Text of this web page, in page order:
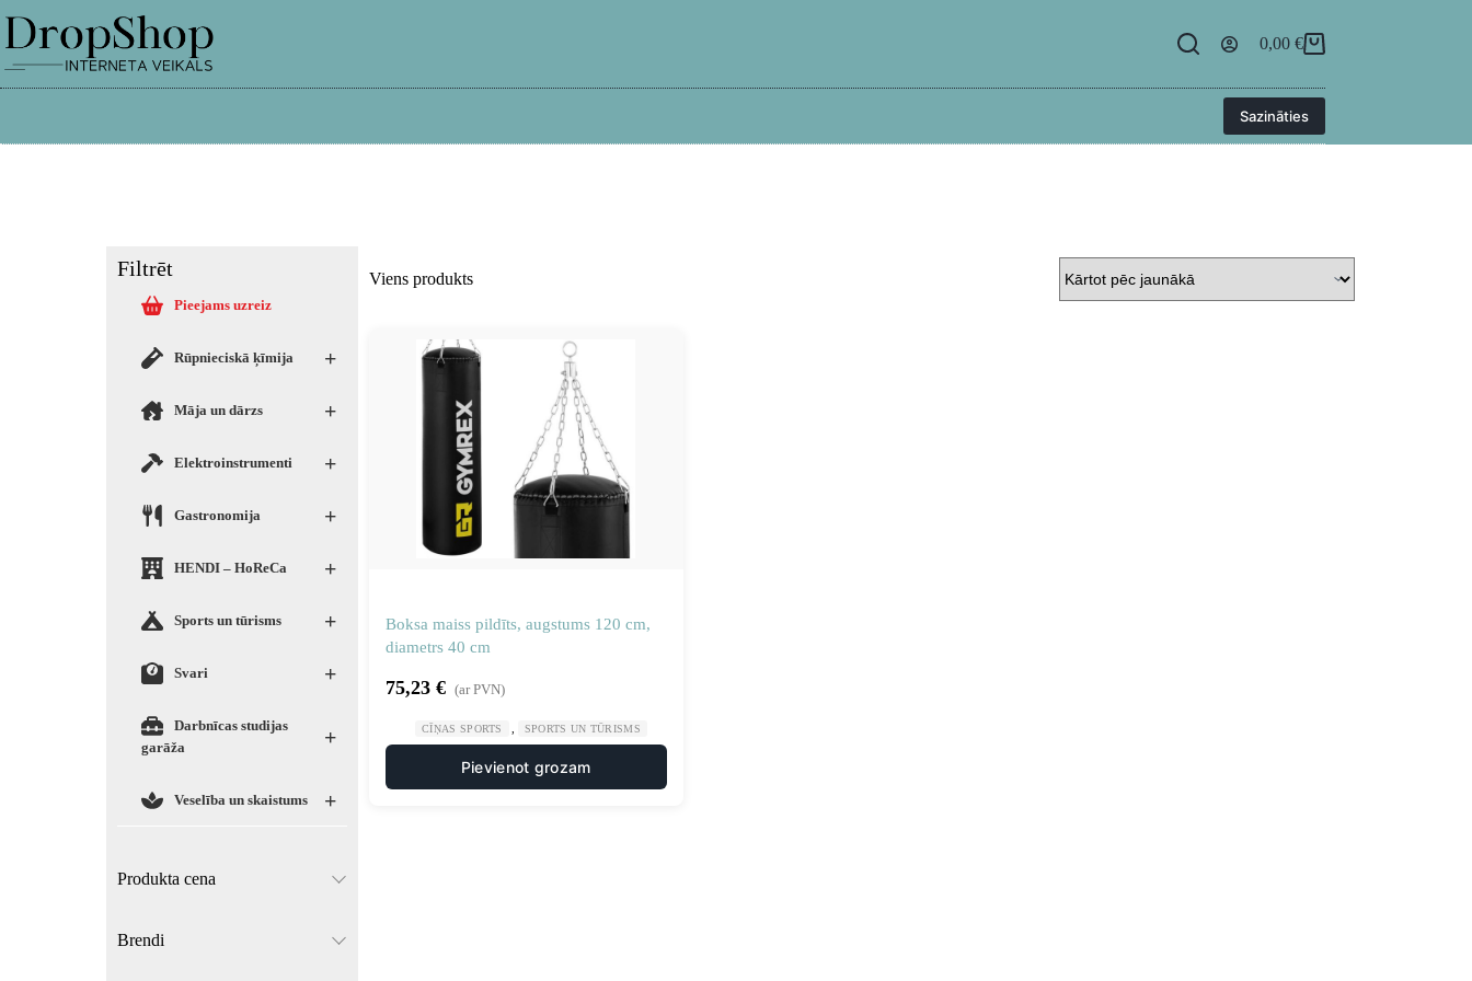
0,00 €
Sazināties
Filtrēt
Pieejams uzreiz
+
Rūpnieciskā ķīmija
+
Māja un dārzs
+
Elektroinstrumenti
+
Gastronomija
+
HENDI – HoReCa
+
Sports un tūrisms
+
Svari
+
Darbnīcas studijas
garāža
+
Veselība un skaistums
Produkta cena
Brendi
Viens produkts
Boksa maiss pildīts, augstums 120 cm,
diametrs 40 cm
75,23 € (ar PVN)
CĪŅAS SPORTS SPORTS UN TŪRISMS
Pievienot grozam